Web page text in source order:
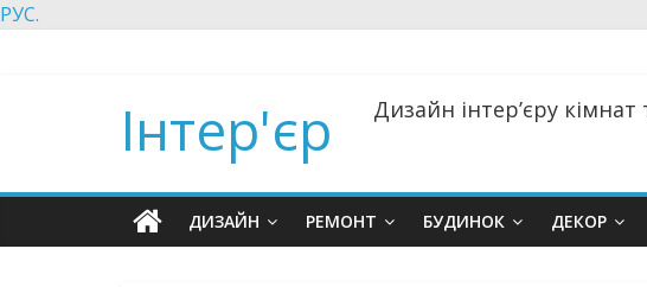
РУС.
Інтер'єр Дизайн інтер’єру
ДИЗАЙН РЕМОНТ БУДИНОК ДЕКОР